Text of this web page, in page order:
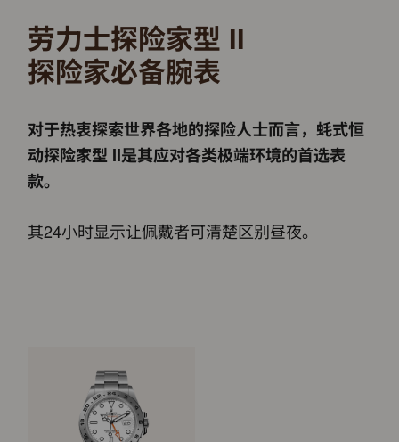
劳力士探险家型 II
探险家必备腕表
对于热衷探索世界各地的探险人士而言，蚝式恒
动探险家型 II是其应对各类极端环境的首选表
款。
其24小时显示让佩戴者可清楚区别昼夜。